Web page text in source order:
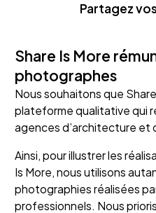
Partagez
Share Is More
photographes
Nous souhaitons que
plateforme qualitative qui
agences d’architecture et
Ainsi, pour illustrer les
Is More, nous utilisons
photographies réalisées
professionnels. Nous